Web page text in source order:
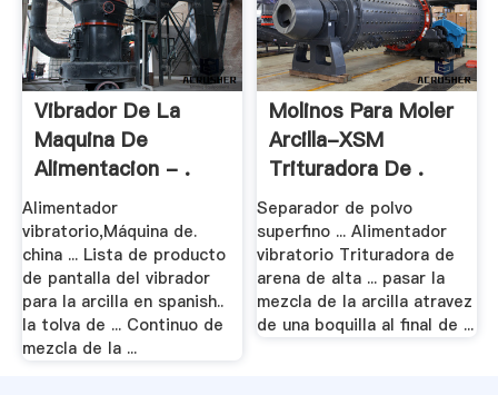
Vibrador De La
Maquina De
Alimentacion - .
Alimentador
vibratorio,Máquina de.
china ... Lista de producto
de pantalla del vibrador
para la arcilla en spanish..
la tolva de ... Continuo de
mezcla de la ...
Molinos Para Moler
Arcilla-XSM
Trituradora De .
Separador de polvo
superfino ... Alimentador
vibratorio Trituradora de
arena de alta ... pasar la
mezcla de la arcilla atravez
de una boquilla al final de ...